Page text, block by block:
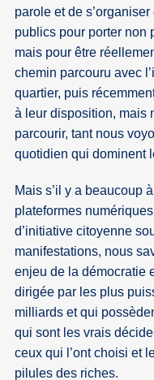
parole et de
publics pour porter non
mais pour être
chemin parcouru avec
quartier, puis
à leur disposition, mais
parcourir, tant nous
quotidien qui dominent
Mais s’il y a beaucoup
plateformes
d’initiative citoyenne
manifestations, nous
enjeu de la démocratie
dirigée par les plus
milliards et qui
qui sont les vrais
ceux qui l’ont choisi et
pilules des riches.